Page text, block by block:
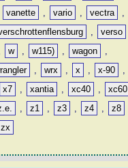
vanette , vario , vectra
,
, verso
w , w115) , wagon
,
, wrx , x , x-90
,
x7 , xantia , xc40 ,
xc60
, z1 , z3 , z4 , z8
zx